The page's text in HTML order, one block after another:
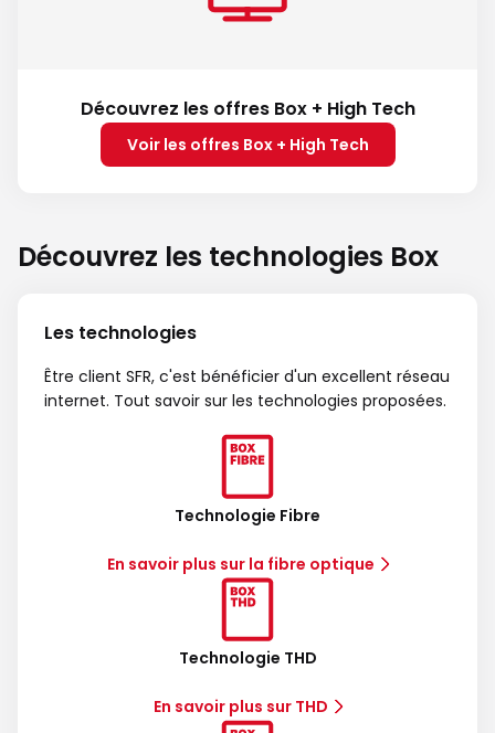
Découvrez les offres Box + High Tech
Voir les offres Box + High Tech
Découvrez les technologies Box
Les technologies
Être client SFR, c'est bénéficier d'un excellent réseau
internet. Tout savoir sur les technologies proposées.
Technologie Fibre
En savoir plus sur la fibre optique
Technologie THD
En savoir plus sur THD